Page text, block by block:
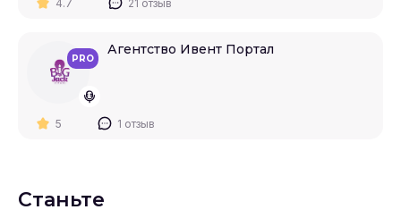
4.7 21 отзыв
PRO
Агентство Ивент Портал
5 1 отзыв
Станьте